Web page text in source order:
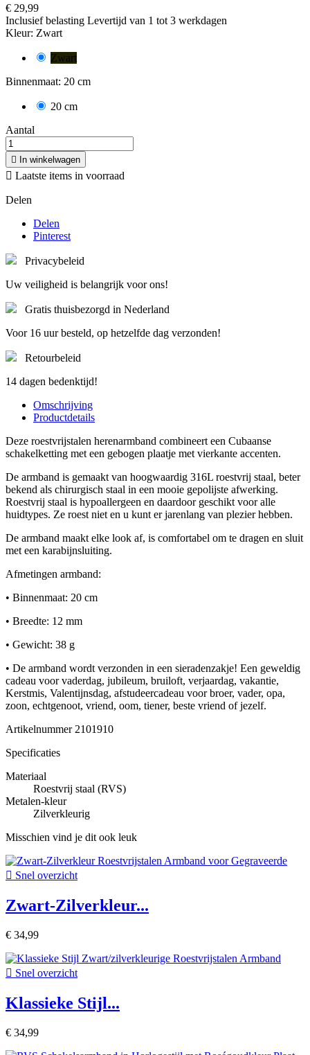
€ 29,99
Inclusief belasting Levertijd van 1 tot 3 werkdagen
Kleur: Zwart
Zwart
Binnenmaat: 20 cm
20 cm
Aantal
 In winkelwagen
 Laatste items in voorraad
Delen
Delen
Pinterest
Privacybeleid
Uw veiligheid is belangrijk voor ons!
Gratis thuisbezorgd in Nederland
Voor 16 uur besteld, op hetzelfde dag verzonden!
Retourbeleid
14 dagen bedenktijd!
Omschrijving
Productdetails
Deze roestvrijstalen herenarmband combineert een Cubaanse
schakelketting met een gebogen plaatje met vierkante accenten.
De armband is gemaakt van hoogwaardig 316L roestvrij staal, beter
bekend als chirurgisch staal in een mooie gepolijste afwerking.
Roestvrij staal is hypoallergeen en daardoor geschikt voor alle
huidtypes. Ze roest niet en u kunt er jarenlang van plezier hebben.
De armband maakt elke look af, is comfortabel om te dragen en sluit
met een karabijnsluiting.
Afmetingen armband:
• Binnenmaat: 20 cm
• Breedte: 12 mm
• Gewicht: 38 g
• De armband wordt verzonden in een sieradenzakje! Een geweldig
cadeau voor vaderdag, jubileum, bruiloft, verjaardag, vakantie,
Kerstmis, Valentijnsdag, afstudeercadeau voor broer, vader, opa,
zoon, echtgenoot, vriend, oom, tiener, beste vriend of jezelf.
Artikelnummer2101910
Specificaties
Materiaal
Roestvrij staal (RVS)
Metalen-kleur
Zilverkleurig
Misschien vind je dit ook leuk
 Snel overzicht
Zwart-Zilverkleur...
€ 34,99
 Snel overzicht
Klassieke Stijl...
€ 34,99